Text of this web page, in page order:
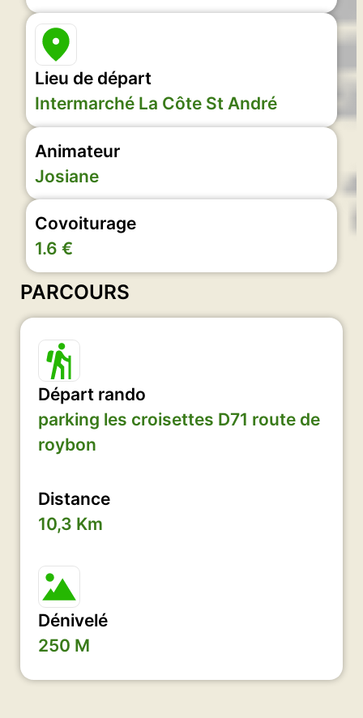
Lieu de départ
Intermarché La Côte St André
Animateur
Josiane
Covoiturage
1.6 €
PARCOURS
Départ rando
parking les croisettes D71 route de
roybon
Distance
10,3 Km
Dénivelé
250 M